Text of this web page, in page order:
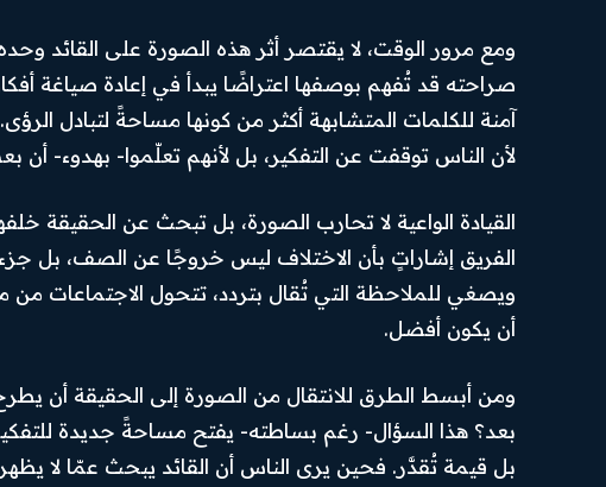
Privacy Policy
.
أخبار رياضية
اقتصاد
السياسة
المحافظات
احكام
PREMIUM
CONTENT
© Newspaper WordPress Theme by TagDiv
ومع مرور الوقت، لا يقتصر أثر هذه الصورة على القائد
صراحته قد تُفهم بوصفها اعتراضًا يبدأ في إعادة صياغة
آمنة للكلمات المتشابهة أكثر من كونها مساحةً لتبادل
لأن الناس توقفت عن التفكير، بل لأنهم تعلّموا- بهدوء- أن
القيادة الواعية لا تحارب الصورة، بل تبحث عن الحقيقة
الفريق إشاراتٍ بأن الاختلاف ليس خروجًا عن الصف، بل
ويصغي للملاحظة التي تُقال بتردد، تتحول الاجتماعات
أن يكون أفضل.
ومن أبسط الطرق للانتقال من الصورة إلى الحقيقة أن يطرح
بعد؟ هذا السؤال- رغم بساطته- يفتح مساحةً جديدة
بل قيمة تُقدَّر. فحين يرى الناس أن القائد يبحث عمّا لا يظهر